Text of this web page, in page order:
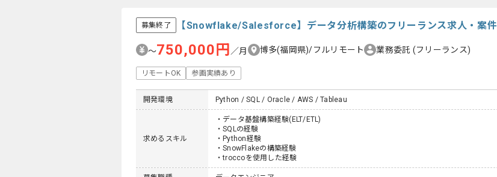
募集終了 【Snowflake/Salesforce】データ分析構築のフリーランス求人・案件
〜750,000円 ／月 博多(福岡県)/フルリモート 業務委託 (フリーランス)
リモートOK 参画実績あり
開発環境 Python / SQL / Oracle / AWS / Tableau
求めるスキル
・データ基盤構築経験(ELT/ETL)
・SQLの経験
・Python経験
・SnowFlakeの構築経験
・troccoを使用した経験